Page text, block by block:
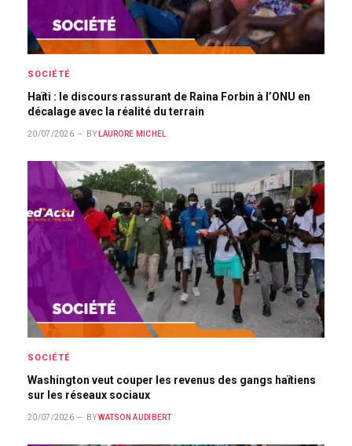
SOCIÉTÉ
Haïti : le discours rassurant de Raina Forbin à l’ONU en
décalage avec la réalité du terrain
20/07/2026 BY LAURORE MICHEL
SOCIÉTÉ
Washington veut couper les revenus des gangs haïtiens
sur les réseaux sociaux
20/07/2026 BY WATSON AUDIBERT